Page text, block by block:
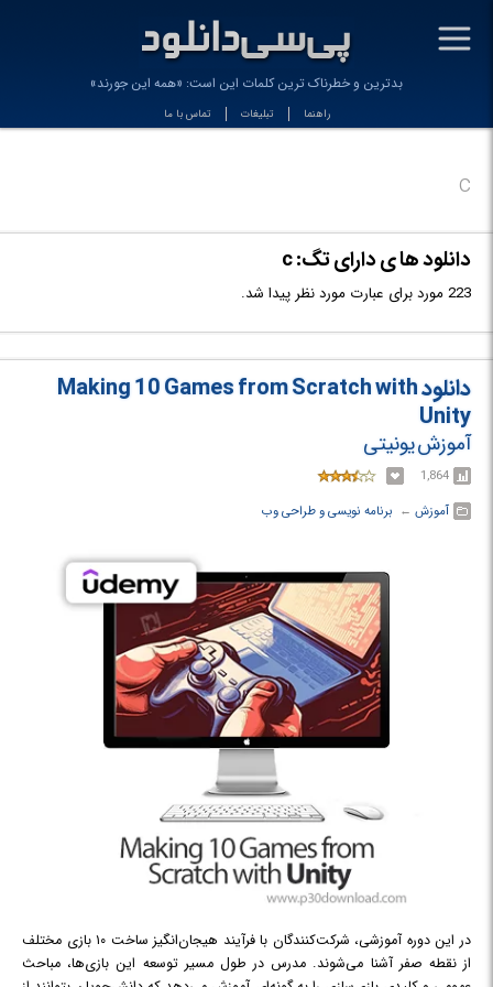
-
بدترین و خطرناک ترین کلمات این است: «همه این جورند»
راهنما تبلیغات تماس با ما
c
دانلود ها ی دارای تگ: c
223 مورد برای عبارت مورد نظر پیدا شد.
دانلود Making 10 Games from Scratch with
Unity
آموزش یونیتی
1,864
آموزش ← ‏ برنامه نویسی و طراحی وب
در این دوره آموزشی، شرکت‌کنندگان با فرآیند هیجان‌انگیز ساخت ۱۰ بازی مختلف
از نقطه صفر آشنا می‌شوند. مدرس در طول مسیر توسعه این بازی‌ها، مباحث